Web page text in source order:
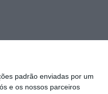
padrão enviadas por um
e os nossos parceiros